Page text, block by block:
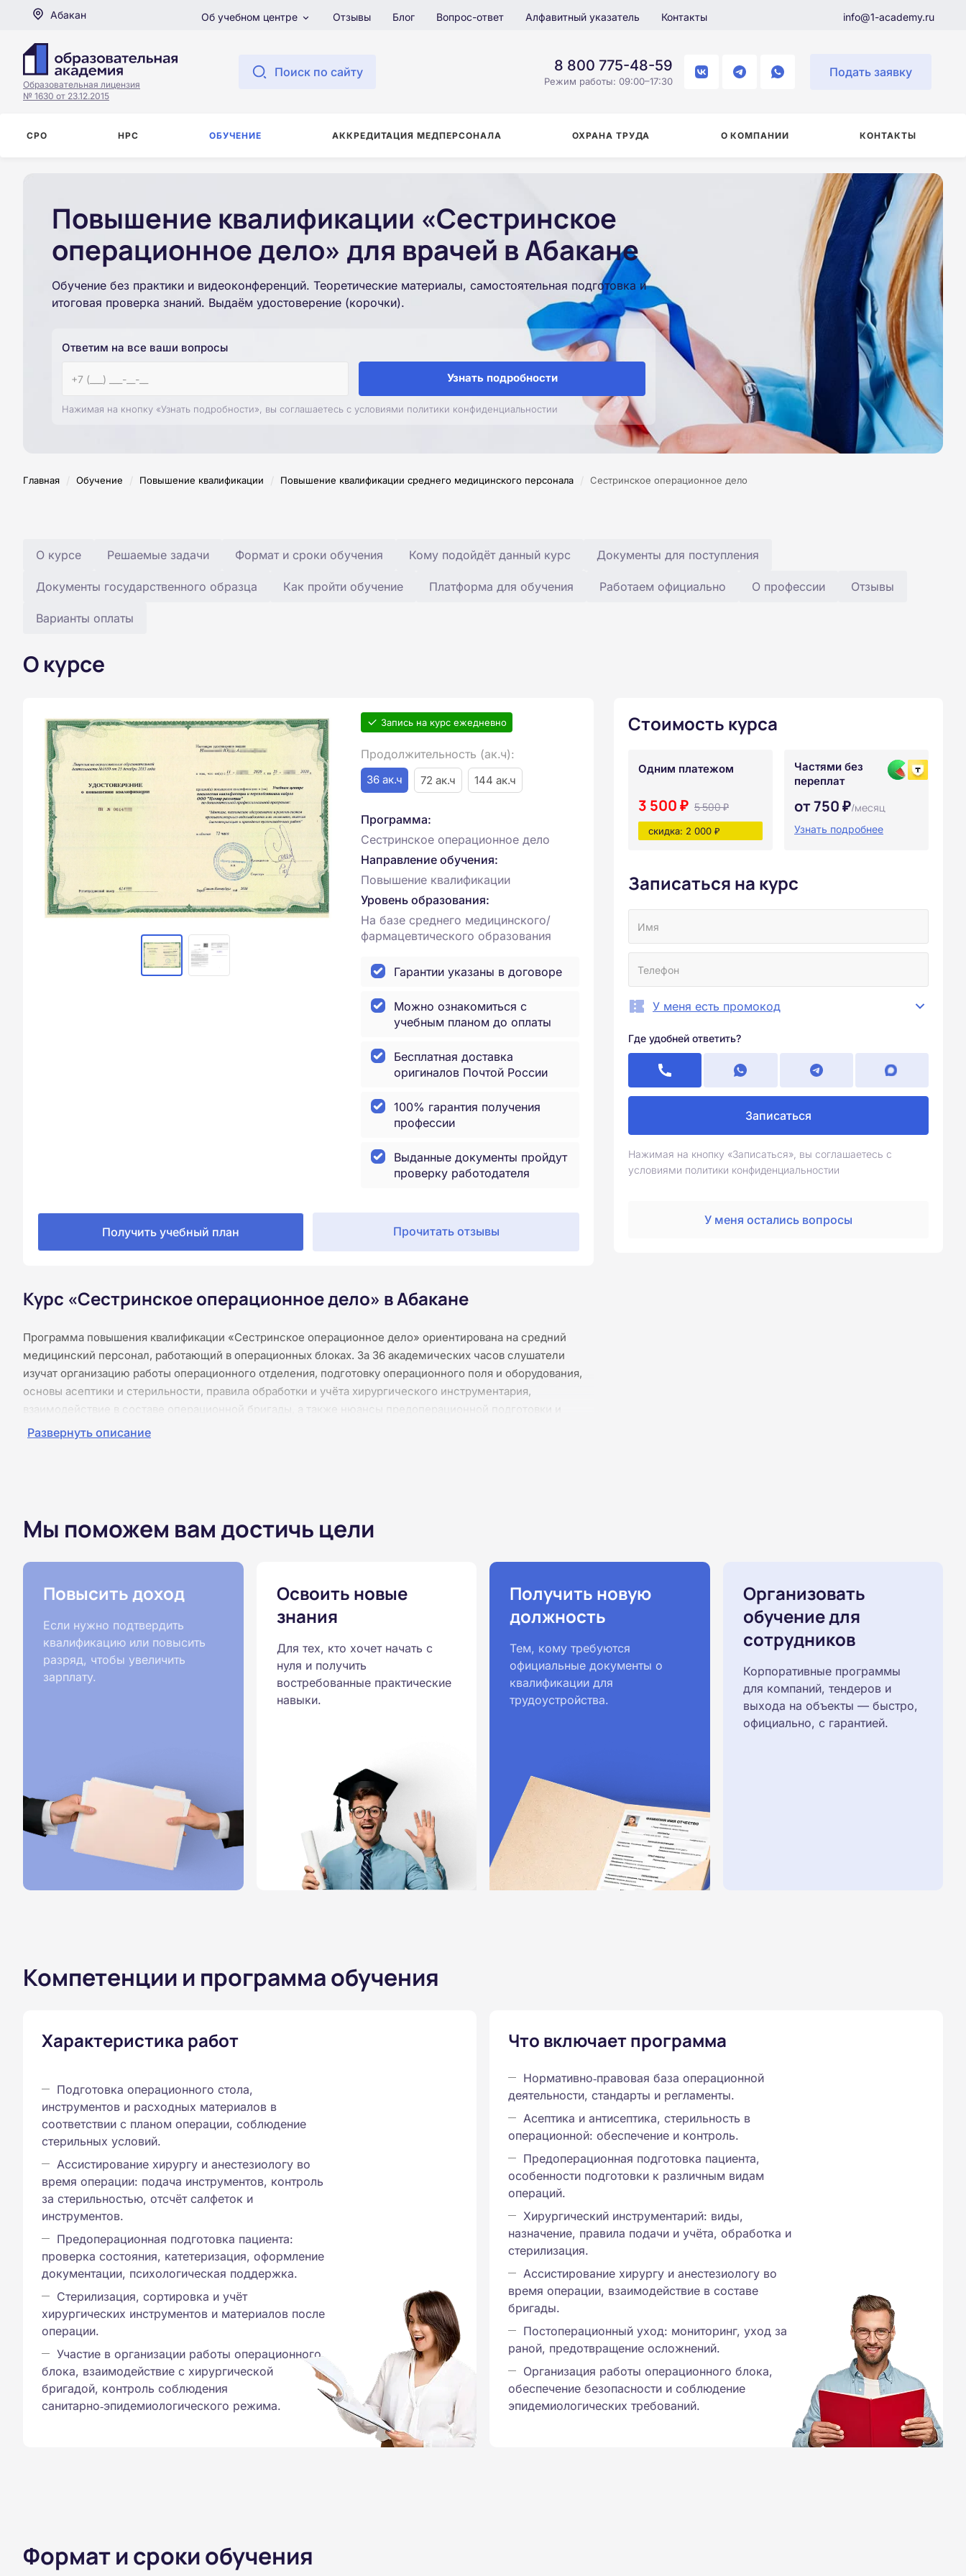
Абакан Об учебном центре Отзывы Блог Вопрос-ответ Алфавитный указатель Контакты info@1-academy.ru
Образовательная лицензия
№ 1630 от 23.12.2015
Поиск по сайту 8 800 775-48-59
Режим работы: 09:00–17:30
Подать заявку
СРО НРС ОБУЧЕНИЕ АККРЕДИТАЦИЯ МЕДПЕРСОНАЛА ОХРАНА ТРУДА О КОМПАНИИ КОНТАКТЫ
Повышение квалификации «Сестринское
операционное дело» для врачей в Абакане
Обучение без практики и видеоконференций. Теоретические материалы, самостоятельная подготовка и
итоговая проверка знаний. Выдаём удостоверение (корочки).
Ответим на все ваши вопросы
Узнать подробности
Нажимая на кнопку «Узнать подробности», вы соглашаетесь с условиями политики конфиденциальностии
Главная / Обучение / Повышение квалификации / Повышение квалификации среднего медицинского персонала / Сестринское операционное дело
О курсе Решаемые задачи Формат и сроки обучения Кому подойдёт данный курс Документы для поступления
Документы государственного образца Как пройти обучение Платформа для обучения Работаем официально О профессии Отзывы
Варианты оплаты
О курсе
Запись на курс ежедневно
Продолжительность (ак.ч):
36 ак.ч 72 ак.ч 144 ак.ч
Программа:
Сестринское операционное дело
Направление обучения:
Повышение квалификации
Уровень образования:
На базе среднего медицинского/
фармацевтического образования
Гарантии указаны в договоре
Можно ознакомиться с
учебным планом до оплаты
Бесплатная доставка
оригиналов Почтой России
100% гарантия получения
профессии
Выданные документы пройдут
проверку работодателя
Получить учебный план Прочитать отзывы
Курс «Сестринское операционное дело» в Абакане
Программа повышения квалификации «Сестринское операционное дело» ориентирована на средний
медицинский персонал, работающий в операционных блоках. За 36 академических часов слушатели
изучат организацию работы операционного отделения, подготовку операционного поля и оборудования,
основы асептики и стерильности, правила обработки и учёта хирургического инструментария,
взаимодействие в составе операционной бригады, а также нюансы предоперационной подготовки и
постоперационного ухода. Курс проводится полностью дистанционно: без практических занятий,
Развернуть описание
Стоимость курса
Одним платежом
3 500 ₽ 5 500 ₽
скидка: 2 000 ₽
Частями без
переплат
от 750 ₽/месяц
Узнать подробнее
Записаться на курс
У меня есть промокод
Где удобней ответить?
Записаться
Нажимая на кнопку «Записаться», вы соглашаетесь с
условиями политики конфиденциальностии
У меня остались вопросы
Мы поможем вам достичь цели
Повысить доход
Если нужно подтвердить
квалификацию или повысить
разряд, чтобы увеличить
зарплату.
Освоить новые
знания
Для тех, кто хочет начать с
нуля и получить
востребованные практические
навыки.
Получить новую
должность
Тем, кому требуются
официальные документы о
квалификации для
трудоустройства.
Организовать
обучение для
сотрудников
Корпоративные программы
для компаний, тендеров и
выхода на объекты — быстро,
официально, с гарантией.
Компетенции и программа обучения
Характеристика работ
Подготовка операционного стола,
инструментов и расходных материалов в
соответствии с планом операции, соблюдение
стерильных условий.
Ассистирование хирургу и анестезиологу во
время операции: подача инструментов, контроль
за стерильностью, отсчёт салфеток и
инструментов.
Предоперационная подготовка пациента:
проверка состояния, катетеризация, оформление
документации, психологическая поддержка.
Стерилизация, сортировка и учёт
хирургических инструментов и материалов после
операции.
Участие в организации работы операционного
блока, взаимодействие с хирургической
бригадой, контроль соблюдения
санитарно‑эпидемиологического режима.
Что включает программа
Нормативно‑правовая база операционной
деятельности, стандарты и регламенты.
Асептика и антисептика, стерильность в
операционной: обеспечение и контроль.
Предоперационная подготовка пациента,
особенности подготовки к различным видам
операций.
Хирургический инструментарий: виды,
назначение, правила подачи и учёта, обработка и
стерилизация.
Ассистирование хирургу и анестезиологу во
время операции, взаимодействие в составе
бригады.
Постоперационный уход: мониторинг, уход за
раной, предотвращение осложнений.
Организация работы операционного блока,
обеспечение безопасности и соблюдение
эпидемиологических требований.
Формат и сроки обучения